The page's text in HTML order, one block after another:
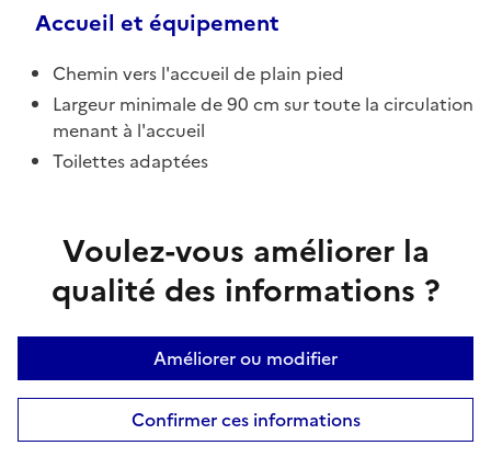
Accueil et équipement
Chemin vers l'accueil de plain pied
Largeur minimale de 90 cm sur toute la circulation
menant à l'accueil
Toilettes adaptées
Voulez-vous améliorer la
qualité des informations ?
Améliorer ou modifier
Confirmer ces informations